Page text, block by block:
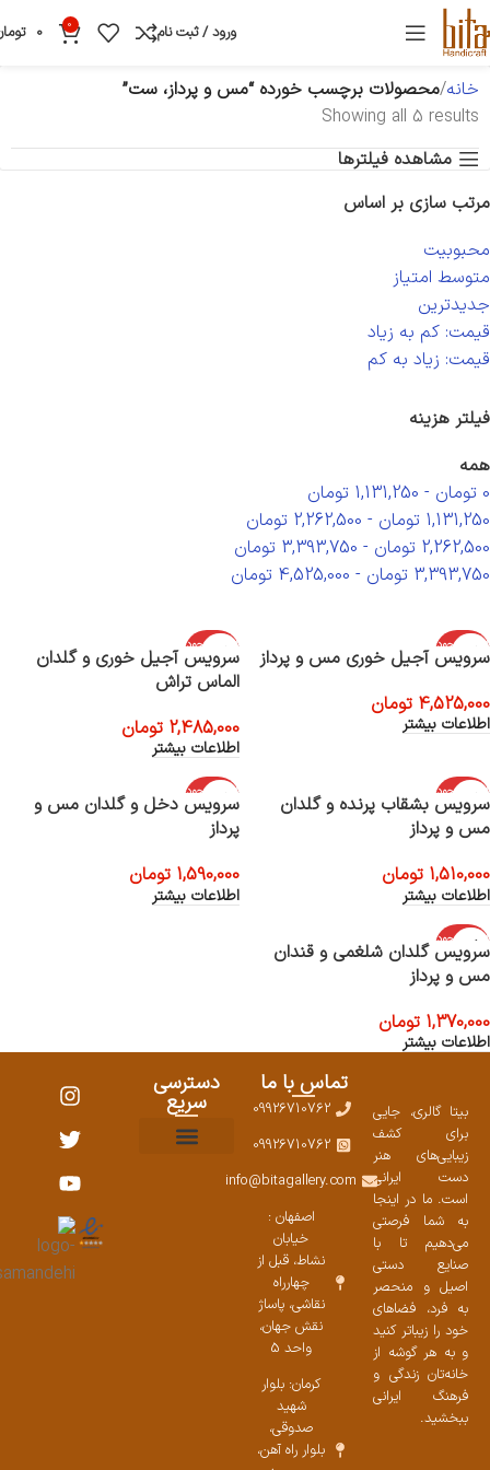
ورود / ثبت نام 0
0
خانه محصولات برچسب خورده “مس و پرداز، ست”
Showing all 5 results
مشاهده فیلترها
مرتب سازی بر اساس
محبوبیت
متوسط امتیاز
جدیدترین
قیمت: کم به زیاد
قیمت: زیاد به کم
فیلتر هزینه
همه
0 تومان -
1,131,250 تومان
1,131,250 تومان -
2,262,500 تومان
2,262,500 تومان -
3,393,750 تومان
3,393,750 تومان -
4,525,000 تومان
اتمام موجود
ی
سرویس آجیل خوری مس و پرداز
4,525,000 تومان
اطلاعات بیشتر
اتمام موجود
ی
سرویس آجیل خوری و گلدان
الماس تراش
2,485,000 تومان
اطلاعات بیشتر
اتمام موجود
ی
سرویس بشقاب پرنده و گلدان
مس و پرداز
1,510,000 تومان
اطلاعات بیشتر
اتمام موجود
ی
سرویس دخل و گلدان مس و
پرداز
1,590,000 تومان
اطلاعات بیشتر
اتمام موجود
ی
سرویس گلدان شلغمی و قندان
مس و پرداز
1,370,000 تومان
اطلاعات بیشتر
بیتا گالری، جایی
برای کشف
زیبایی‌های هنر
دست ایرانی
است. ما در اینجا
به شما فرصتی
می‌دهیم تا با
صنایع دستی
اصیل و منحصر
به فرد، فضاهای
خود را زیباتر کنید
و به هر گوشه از
خانه‌تان زندگی و
فرهنگ ایرانی
ببخشید.
تماس با ما
09926710762
09926710762
info@bitagallery.com
اصفهان :
خیابان
نشاط، قبل از
چهارراه
نقاشی، پاساژ
نقش جهان،
واحد 5
کرمان: بلوار
شهید
صدوقی،
بلوار راه آهن،
دسترسی
سریع